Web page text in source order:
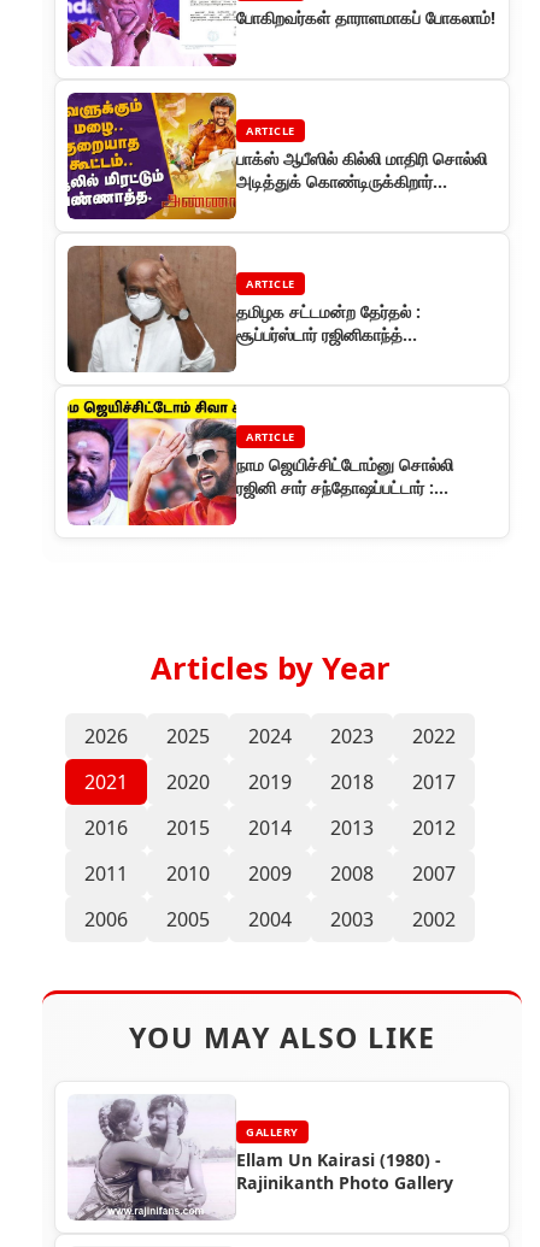
போகிறவர்கள் தாராளமாகப் போகலாம்!
ARTICLE
பாக்ஸ் ஆபீஸில் கில்லி மாதிரி சொல்லி
அடித்துக் கொண்டிருக்கிறார்
ARTICLE
தமிழக சட்டமன்ற தேர்தல் :
சூப்பர்ஸ்டார் ரஜினிகாந்த்
ARTICLE
நாம ஜெயிச்சிட்டோம்னு சொல்லி
ரஜினி சார் சந்தோஷப்பட்டார் :
Articles by Year
2026 2025 2024 2023
2022
2021
2020 2019 2018
2017
2016
2015 2014 2013
2012
2011
2010 2009 2008
2007
2006
2005 2004 2003 2002
YOU MAY ALSO LIKE
GALLERY
Ellam Un Kairasi (1980) -
Rajinikanth Photo Gallery